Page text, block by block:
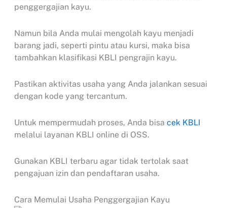
penggergajian kayu.
Namun bila Anda mulai mengolah kayu menjadi
barang jadi, seperti pintu atau kursi, maka bisa
tambahkan klasifikasi KBLI pengrajin kayu.
Pastikan aktivitas usaha yang Anda jalankan sesuai
dengan kode yang tercantum.
Untuk mempermudah proses, Anda bisa cek KBLI
melalui layanan KBLI online di OSS.
Gunakan KBLI terbaru agar tidak tertolak saat
pengajuan izin dan pendaftaran usaha.
Cara Memulai Usaha Penggergajian Kayu